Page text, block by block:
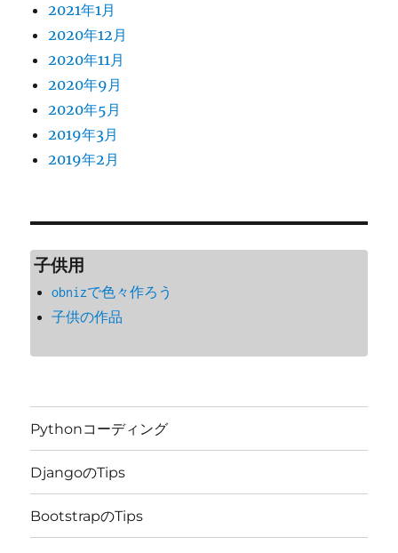
2021年1月
2020年12月
2020年11月
2020年9月
2020年5月
2019年3月
2019年2月
子供用
obnizで色々作ろう
子供の作品
Pythonコーディング
DjangoのTips
BootstrapのTips